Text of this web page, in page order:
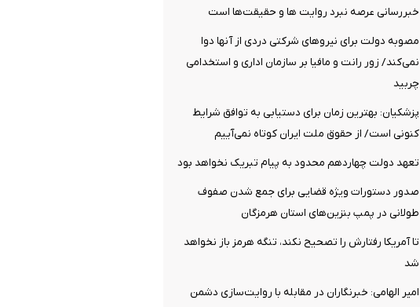
خبررسانی عرصه نبرد روایت ها و حقیقت‌ها است
مصوبه دولت برای نیروهای شرکتی دردی از آنها دوا
نمی‌کند/ زور رانت و مافیا بر سازمان اداری و استخدامی
چربید
پزشکیان‌: بهترین زمان برای دستیابی به توافق شرایط
کنونی است/ از حقوق ملت ایران کوتاه نمی‌آییم
تعهد دولت چهاردهم محدود به پیام تبریک نخواهد بود
صدور دستورات ویژه قضایی برای جمع شدن صفوف
طولانی در پمپ بنزین‌های استان هرمزگان
تا آمریکا رفتارش را تصحیح نکند، تنگه هرمز باز نخواهد
شد
امیر الهامی: خبرنگاران در مقابله با روایت‌سازی دشمن